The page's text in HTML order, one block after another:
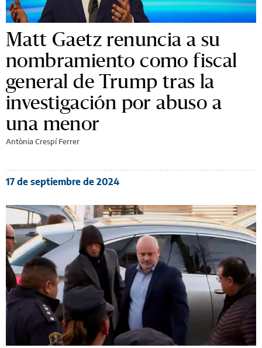
Matt Gaetz renuncia a su
nombramiento como fiscal
general de Trump tras la
investigación por abuso a
una menor
Antònia Crespí Ferrer
17 de septiembre de 2024